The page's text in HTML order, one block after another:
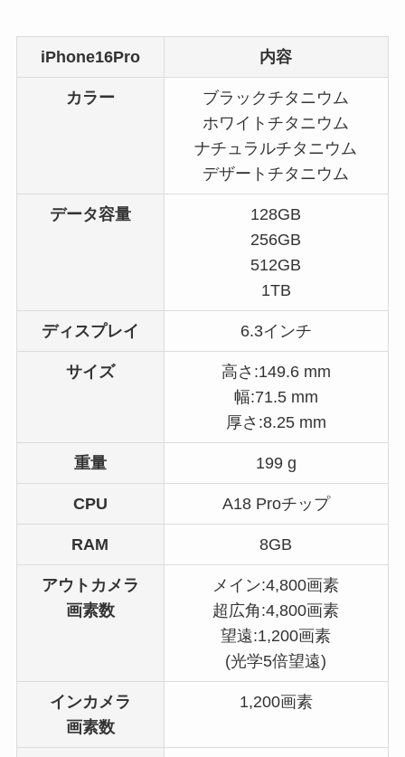
iPhone16Pro 内容
カラー
ブラックチタニウム
ホワイトチタニウム
ナチュラルチタニウム
デザートチタニウム
データ容量
128GB
256GB
512GB
1TB
ディスプレイ 6.3インチ
サイズ
高さ:149.6 mm
幅:71.5 mm
厚さ:8.25 mm
重量 199 g
CPU A18 Proチップ
RAM 8GB
アウトカメラ
画素数
メイン:4,800画素
超広角:4,800画素
望遠:1,200画素
(光学5倍望遠)
インカメラ
画素数
1,200画素